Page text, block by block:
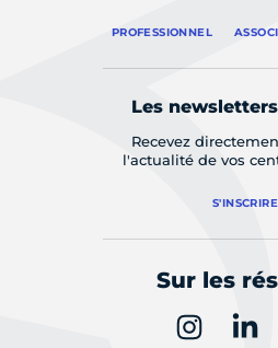
PROFESSIONNEL
Les
Recevez
l'actualité de vos
S'INSCRIRE
Sur les